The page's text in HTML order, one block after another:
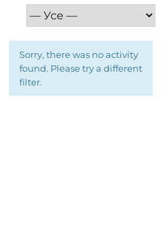
Sorry, there was no activity
found. Please try a different
filter.